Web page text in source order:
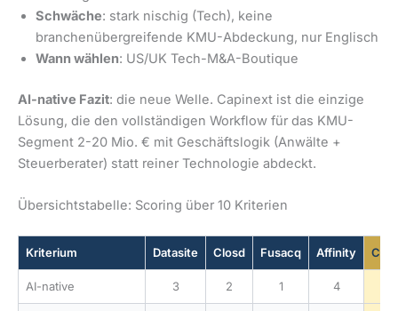
Schwäche: stark nischig (Tech), keine
branchenübergreifende KMU-Abdeckung, nur Englisch
Wann wählen: US/UK Tech-M&A-Boutique
AI-native Fazit: die neue Welle. Capinext ist die einzige
Lösung, die den vollständigen Workflow für das KMU-
Segment 2-20 Mio. € mit Geschäftslogik (Anwälte +
Steuerberater) statt reiner Technologie abdeckt.
Übersichtstabelle: Scoring über 10 Kriterien
Kriterium Datasite Closd Fusacq Affinity
AI-native 3 2 1 4